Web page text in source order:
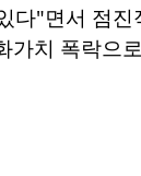
"면서 점
치 폭락으